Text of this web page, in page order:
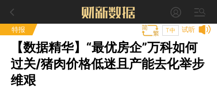
特报 试听
T中
【数据精华】“最优房企”万科如何
过关/猪肉价格低迷且产能去化举步
维艰